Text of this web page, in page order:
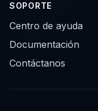
SOPORTE
Centro de ayuda
Documentación
Contáctanos